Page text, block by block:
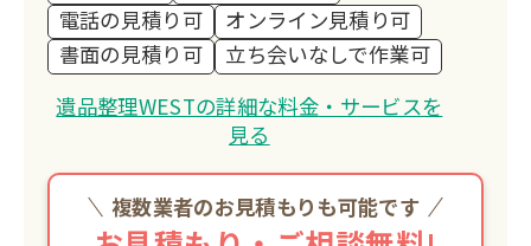
電話の見積り可
オンライン見積り可
書面の見積り可
立ち会いなしで作業可
遺品整理WESTの詳細な料金・サービスを
見る
複数業者のお見積もりも可能です